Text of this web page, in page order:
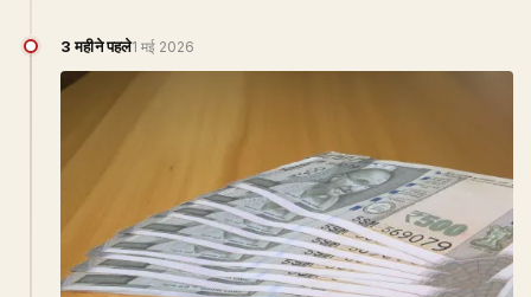
3 महीने पहले1 मई 2026